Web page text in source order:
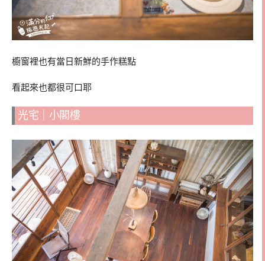
櫥窗裡也有當日新鮮的手作糕點
看起來也都很可口耶
光宅｜小閣樓